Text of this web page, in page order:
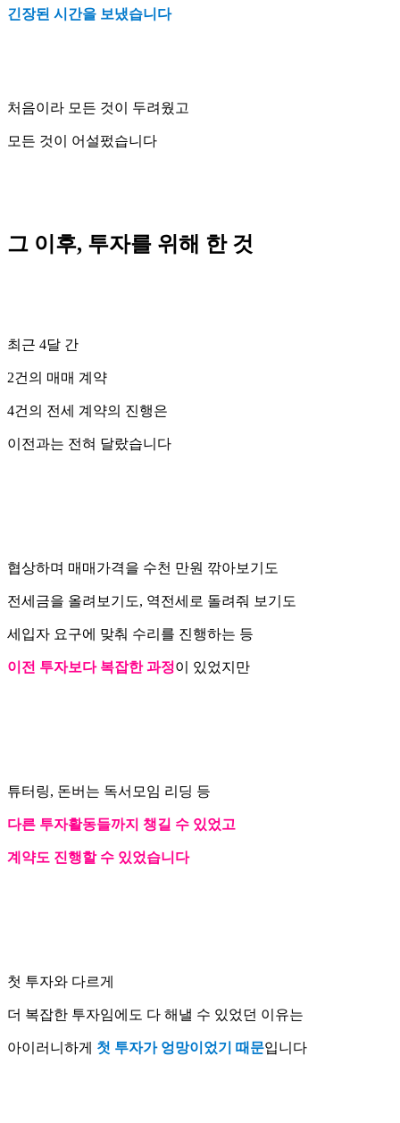
긴장된 시간을 보냈습니다
처음이라 모든 것이 두려웠고
모든 것이 어설펐습니다
그 이후, 투자를 위해 한 것
최근 4달 간
2건의 매매 계약
4건의 전세 계약의 진행은
이전과는 전혀 달랐습니다
협상하며 매매가격을 수천 만원 깎아보기도
전세금을 올려보기도, 역전세로 돌려줘 보기도
세입자 요구에 맞춰 수리를 진행하는 등
이전 투자보다 복잡한 과정이 있었지만
튜터링, 돈버는 독서모임 리딩 등
다른 투자활동들까지 챙길 수 있었고
계약도 진행할 수 있었습니다
첫 투자와 다르게
더 복잡한 투자임에도 다 해낼 수 있었던 이유는
아이러니하게 첫 투자가 엉망이었기 때문입니다